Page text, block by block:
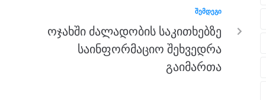
ᲨᲔᲛᲓᲔᲒᲘ
ოჯახში ძალადობის საკითხებზე
საინფორმაციო შეხვედრა
გაიმართა